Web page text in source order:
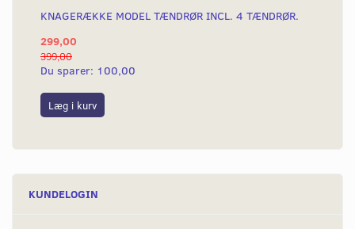
KNAGERÆKKE MODEL TÆNDRØR INCL. 4 TÆNDRØR.
299,00
399,00
Du sparer: 100,00
Læg i kurv
KUNDELOGIN